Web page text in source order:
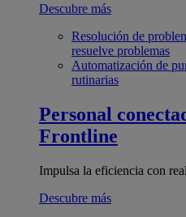
Descubre más
Resolución de
resuelve problemas
Automatización de
rutinarias
Personal
Frontline
Impulsa la eficiencia con
Descubre más